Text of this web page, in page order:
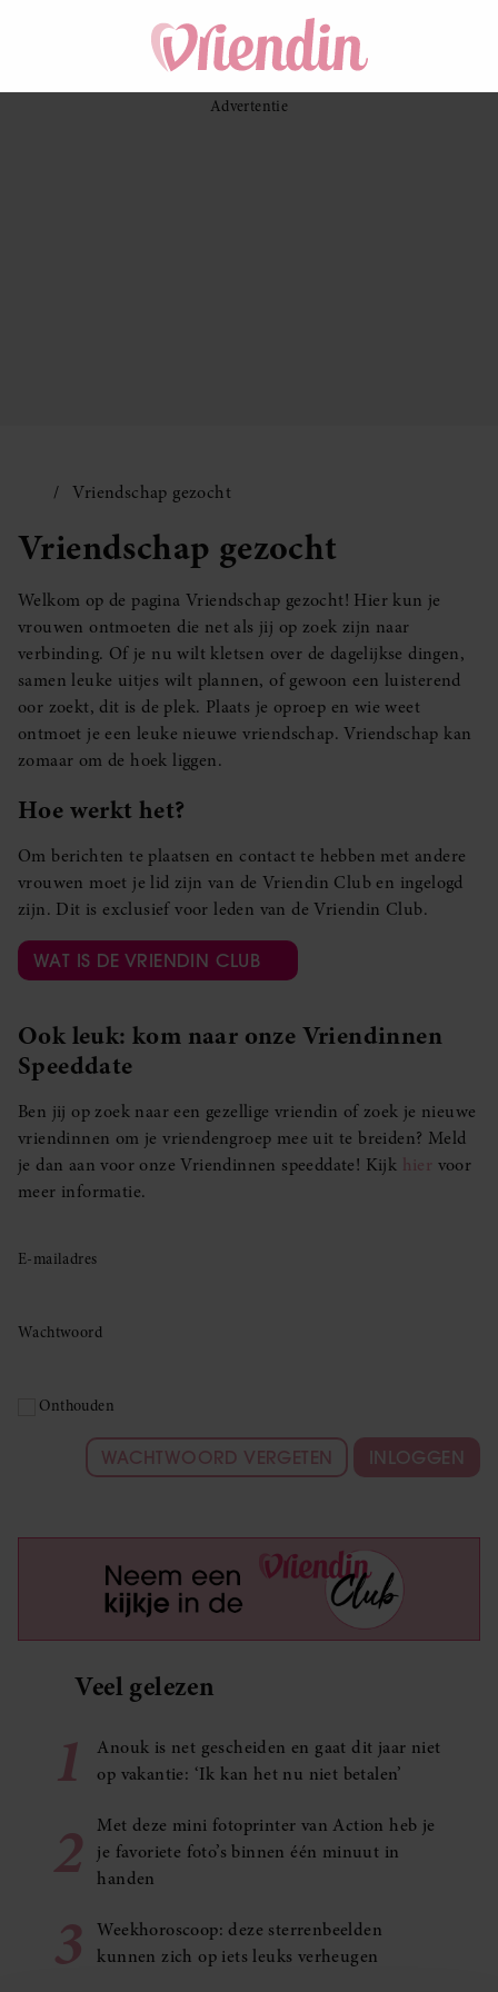
Vriendschap gezocht
Vriendschap gezocht
Welkom op de pagina Vriendschap gezocht! Hier kun je
vrouwen ontmoeten die net als jij op zoek zijn naar
verbinding. Of je nu wilt kletsen over de dagelijkse dingen,
samen leuke uitjes wilt plannen, of gewoon een luisterend
oor zoekt, dit is de plek. Plaats je oproep en wie weet
ontmoet je een leuke nieuwe vriendschap. Vriendschap kan
zomaar om de hoek liggen.
Hoe werkt het?
Om berichten te plaatsen en contact te hebben met andere
vrouwen moet je lid zijn van de Vriendin Club en ingelogd
zijn. Dit is exclusief voor leden van de Vriendin Club.
WAT IS DE VRIENDIN CLUB
Ook leuk: kom naar onze Vriendinnen
Speeddate
Ben jij op zoek naar een gezellige vriendin of zoek je nieuwe
vriendinnen om je vriendengroep mee uit te breiden? Meld
je dan aan voor onze Vriendinnen speeddate! Kijk hier voor
meer informatie.
E-mailadres
Wachtwoord
Onthouden
WACHTWOORD VERGETEN INLOGGEN
Veel gelezen
1
Anouk is net gescheiden en gaat dit jaar niet
op vakantie: ‘Ik kan het nu niet betalen’
2
Met deze mini fotoprinter van Action heb je
je favoriete foto’s binnen één minuut in
handen
3
Weekhoroscoop: deze sterrenbeelden
kunnen zich op iets leuks verheugen